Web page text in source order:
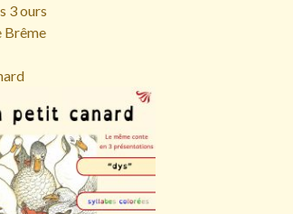
3 ours
Brême